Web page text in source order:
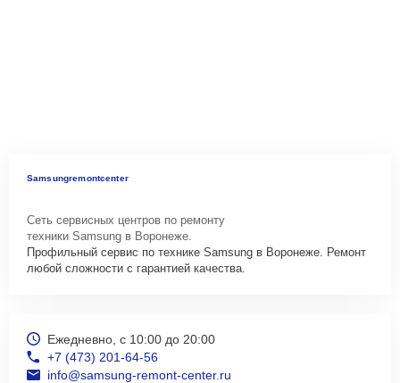
Samsungremontcenter
Сеть сервисных центров по ремонту
техники Samsung в Воронеже.
Профильный сервис по технике Samsung в Воронеже. Ремонт
любой сложности с гарантией качества.
Ежедневно, с 10:00 до 20:00
+7 (473) 201-64-56
info@samsung-remont-center.ru